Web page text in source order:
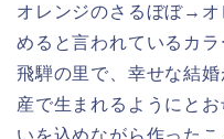
オレンジのさるぼぼ→オ
めると言われているカ
飛騨の里で、幸せな結
産で生まれるようにと
いを込めながら作った